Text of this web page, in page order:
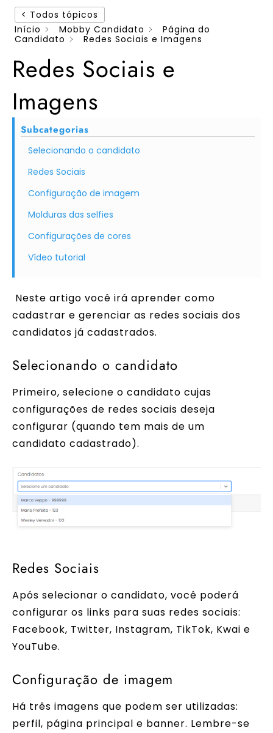
< Todos tópicos
Início
Mobby Candidato
Página do
Candidato
Redes Sociais e Imagens
Redes Sociais e
Imagens
Subcategorias
Selecionando o candidato
Redes Sociais
Configuração de imagem
Molduras das selfies
Configurações de cores
Vídeo tutorial
Neste artigo você irá aprender como
cadastrar e gerenciar as redes sociais dos
candidatos já cadastrados.
Selecionando o candidato
Primeiro, selecione o candidato cujas
configurações de redes sociais deseja
configurar (quando tem mais de um
candidato cadastrado).
Redes Sociais
Após selecionar o candidato, você poderá
configurar os links para suas redes sociais:
Facebook, Twitter, Instagram, TikTok, Kwai e
YouTube.
Configuração de imagem
Há três imagens que podem ser utilizadas:
perfil, página principal e banner. Lembre-se